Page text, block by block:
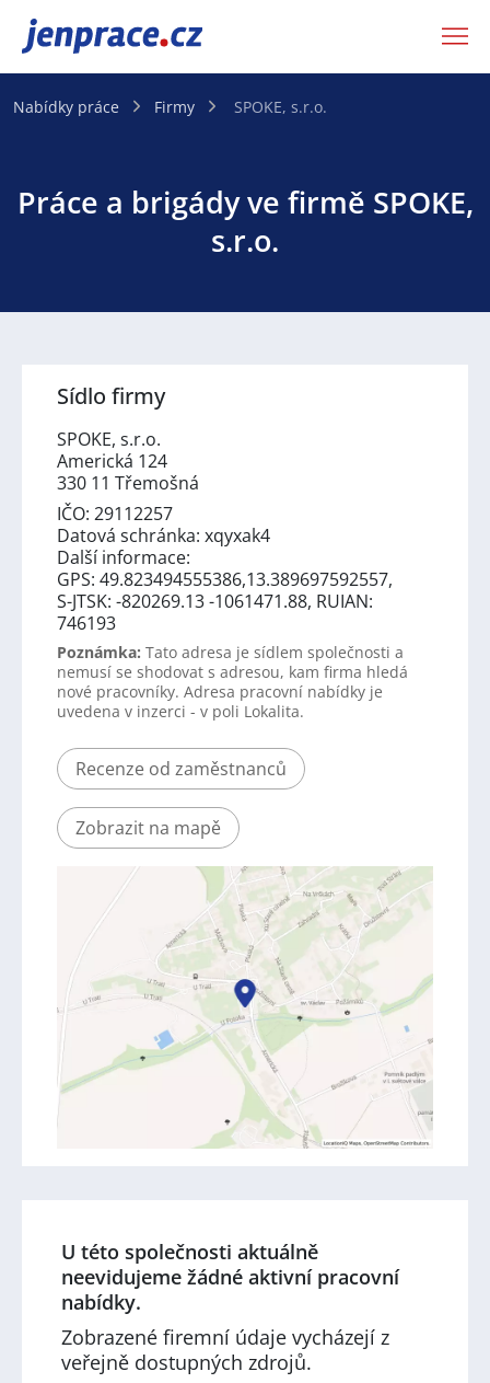
JenPráce.cz
Nabídky práce Firmy SPOKE, s.r.o.
Práce a brigády ve firmě SPOKE,
s.r.o.
Sídlo firmy
SPOKE, s.r.o.
Americká 124
330 11 Třemošná
IČO: 29112257
Datová schránka: xqyxak4
Další informace:
GPS: 49.823494555386,13.389697592557,
S-JTSK: -820269.13 -1061471.88, RUIAN:
746193
Poznámka: Tato adresa je sídlem společnosti a
nemusí se shodovat s adresou, kam firma hledá
nové pracovníky. Adresa pracovní nabídky je
uvedena v inzerci - v poli Lokalita.
Recenze od zaměstnanců
Zobrazit na mapě
U této společnosti aktuálně
neevidujeme žádné aktivní pracovní
nabídky.
Zobrazené firemní údaje vycházejí z
veřejně dostupných zdrojů.